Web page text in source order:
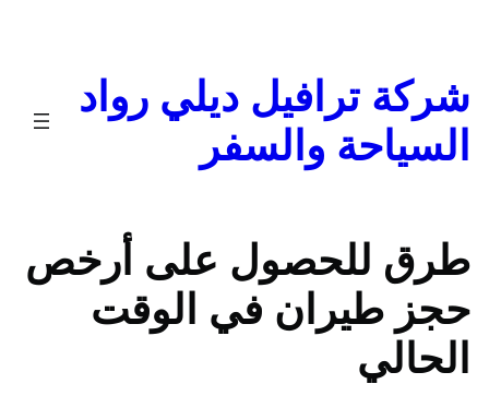
شركة ترافيل ديلي رواد
السياحة والسفر
طرق للحصول على أرخص
حجز طيران في الوقت
الحالي